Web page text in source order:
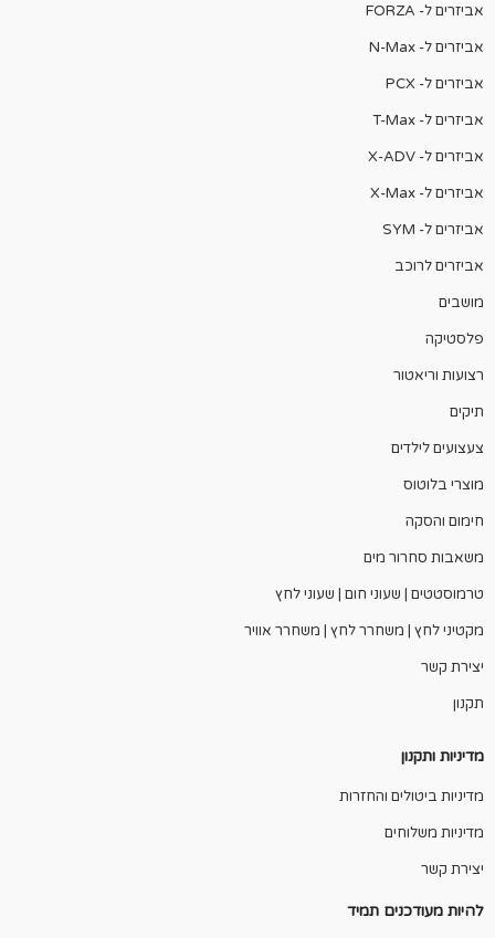
אביזרים ל- FORZA
אביזרים ל- N-Max
אביזרים ל- PCX
אביזרים ל- T-Max
אביזרים ל- X-ADV
אביזרים ל- X-Max
אביזרים ל- SYM
אביזרים לרוכב
מושבים
פלסטיקה
רצועות וריאטור
תיקים
צעצועים לילדים
מוצרי בלוטוס
חימום והסקה
משאבות סחרור מים
טרמוסטטים | שעוני חום | שעוני לחץ
מקטיני לחץ | משחרר לחץ | משחרר אוויר
יצירת קשר
תקנון
מדיניות ותקנון
מדיניות ביטולים והחזרות
מדיניות משלוחים
יצירת קשר
להיות מעודכנים תמיד